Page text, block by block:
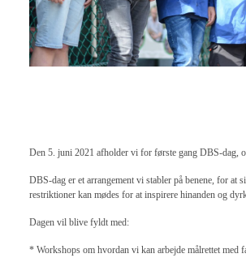
Den 5. juni 2021 afholder vi for første gang DBS-dag,
DBS-dag er et arrangement vi stabler på benene, for at
restriktioner kan mødes for at inspirere hinanden og
Dagen vil blive fyldt med:
* Workshops om hvordan vi kan arbejde målrettet med